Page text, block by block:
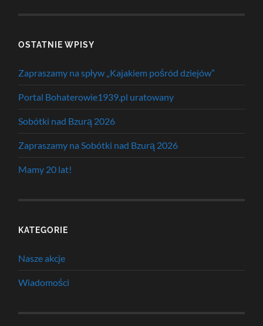
OSTATNIE WPISY
Zapraszamy na spływ „Kajakiem pośród dziejów”
Portal Bohaterowie1939.pl uratowany
Sobótki nad Bzurą 2026
Zapraszamy na Sobótki nad Bzurą 2026
Mamy 20 lat!
KATEGORIE
Nasze akcje
Wiadomości